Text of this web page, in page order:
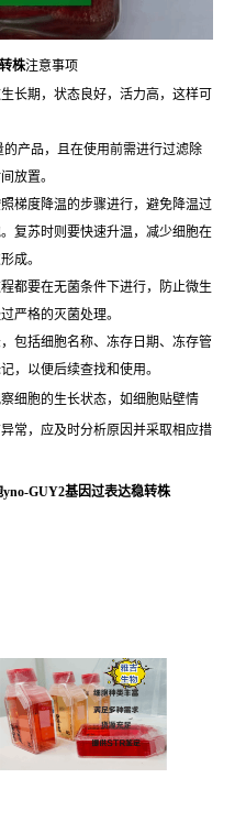
株注意事项
长期，状态良好，活力高，这样可
产品，且在使用前需进行过滤除
放置。
梯度降温的步骤进行，避免降温过
复苏时则要快速升温，减少细胞在
成。
都要在无菌条件下进行，防止微生
严格的灭菌处理。
包括细胞名称、冻存日期、冻存管
，以便后续查找和使用。
细胞的生长状态，如细胞贴壁情
常，应及时分析原因并采取相应措
yno-GUY2基因过表达稳转株